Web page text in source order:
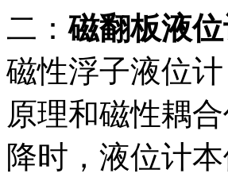
二：磁翻板液
磁性浮子液位
原理和磁性耦
降时，液位计